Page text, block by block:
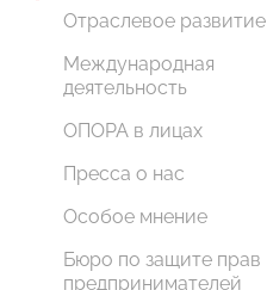
Отраслевое развитие
Международная
деятельность
ОПОРА в лицах
Пресса о нас
Особое мнение
Бюро по защите прав
предпринимателей